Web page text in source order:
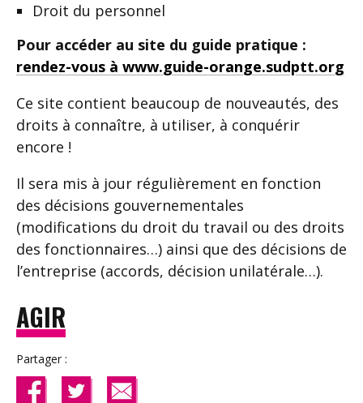
Droit du personnel
Pour accéder au site du guide pratique :
rendez-vous à www.guide-orange.sudptt.org
Ce site contient beaucoup de nouveautés, des
droits à connaître, à utiliser, à conquérir
encore !
Il sera mis à jour régulièrement en fonction
des décisions gouvernementales
(modifications du droit du travail ou des droits
des fonctionnaires…) ainsi que des décisions de
l’entreprise (accords, décision unilatérale…).
AGIR
Partager :